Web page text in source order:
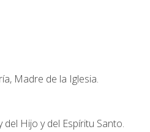
Madre de la Iglesia.
del Hijo y del Espíritu Santo.